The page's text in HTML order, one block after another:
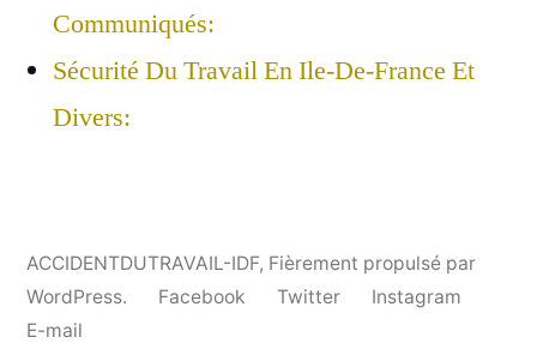
Communiqués:
Sécurité Du Travail En Ile-De-France Et
Divers:
ACCIDENTDUTRAVAIL-IDF, Fièrement propulsé par
WordPress.
Facebook Twitter
Instagram
E-mail